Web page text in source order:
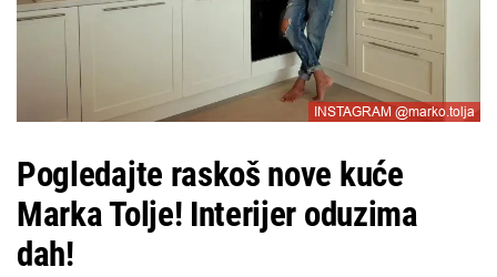
INSTAGRAM @marko.tolja
Pogledajte raskoš nove kuće
Marka Tolje! Interijer oduzima
dah!